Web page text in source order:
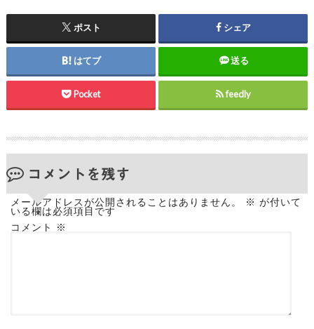
ポスト シェア
はてブ 送る
Pocket feedly
コメントを残す
メールアドレスが公開されることはありません。 ※ が付いて
いる欄は必須項目です
コメント ※